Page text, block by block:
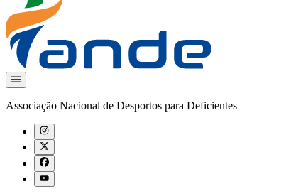
Associação Nacional de Desportos para Deficientes